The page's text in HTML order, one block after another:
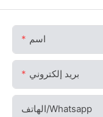
اسم
بريد إلكتروني
الهاتف/whatsapp